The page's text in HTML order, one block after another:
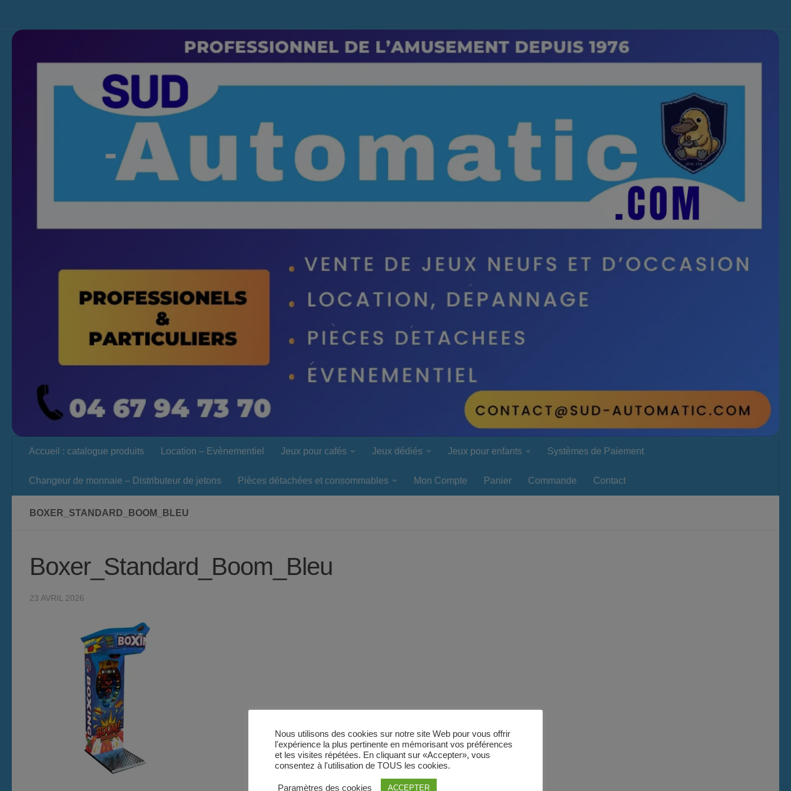
Accueil : catalogue produits Location – Evènementiel Jeux pour cafés Jeux dédiés Jeux pour enfants Systèmes de Paiement
Changeur de monnaie – Distributeur de jetons Pièces détachées et consommables Mon Compte Panier Commande Contact
BOXER_STANDARD_BOOM_BLEU
Boxer_Standard_Boom_Bleu
23 AVRIL 2026
Nous utilisons des cookies sur notre site Web pour vous offrir
l'expérience la plus pertinente en mémorisant vos préférences
et les visites répétées. En cliquant sur «Accepter», vous
consentez à l'utilisation de TOUS les cookies.
Paramètres des cookies ACCEPTER